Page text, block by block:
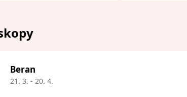
Beran
21. 3. - 20. 4.